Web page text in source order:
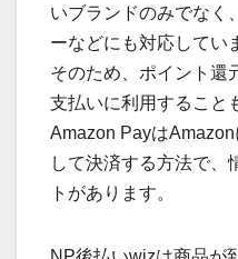
いブランドのみでなく
ーなどにも対応してい
そのため、ポイント還
支払いに利用すること
Amazon Payは
して決済する方法で、
トがあります。